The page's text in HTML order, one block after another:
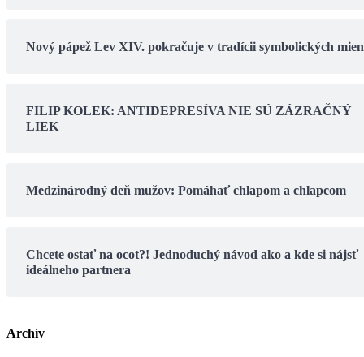
Nový pápež Lev XIV. pokračuje v tradícii symbolických
FILIP KOLEK: ANTIDEPRESÍVA NIE SÚ ZÁZRAČNÝ
LIEK
Medzinárodný deň mužov: Pomáhať chlapom a chlapcom
Chcete ostať na ocot?! Jednoduchý návod ako a kde si nájsť
ideálneho partnera
Archív